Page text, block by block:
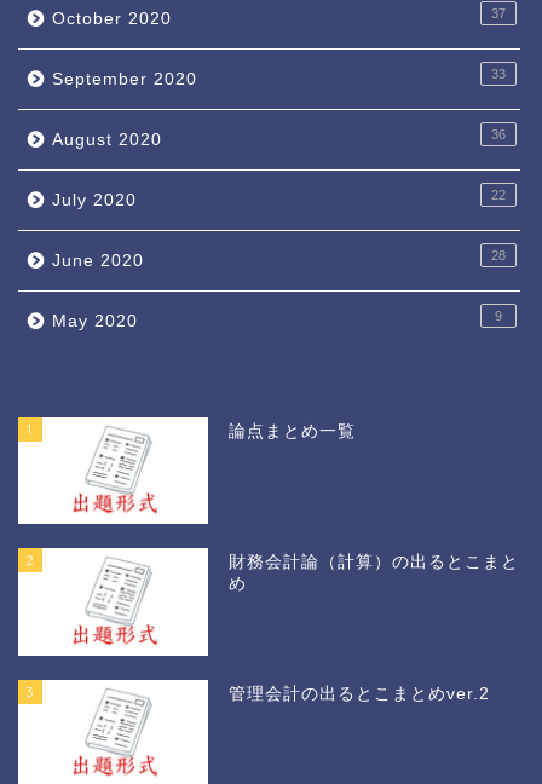
October 2020 37
September 2020 33
August 2020 36
July 2020 22
June 2020 28
May 2020 9
1 論点まとめ一覧
2
財務会計論（計算）の出るとこまと
め
3 管理会計の出るとこまとめver.2